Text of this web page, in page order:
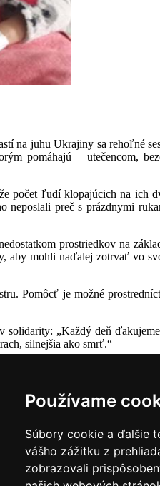
Používame
Súbory cookie a ďalšie
vášho zážitku z
zobrazovali
na juhu Ukrajiny sa rehoľné
pomáhajú – utečencom,
počet ľudí klopajúcich na ich
preč s prázdnymi
prostriedkov na
aby mohli naďalej zotrvať vo
Pomôcť je možné
solidarity: „Každý deň
silnejšia ako smrť.“